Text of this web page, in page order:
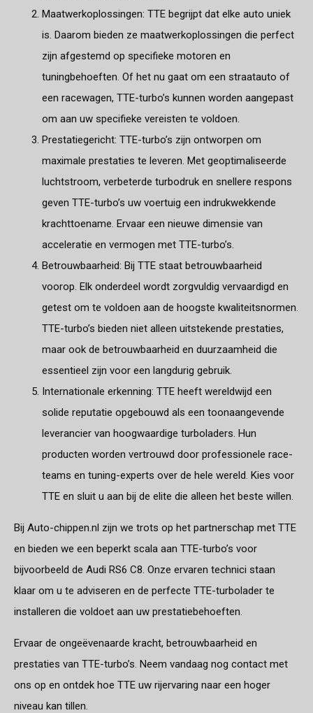
Maatwerkoplossingen: TTE begrijpt dat elke auto uniek
is. Daarom bieden ze maatwerkoplossingen die perfect
zijn afgestemd op specifieke motoren en
tuningbehoeften. Of het nu gaat om een straatauto of
een racewagen, TTE-turbo’s kunnen worden aangepast
om aan uw specifieke vereisten te voldoen.
Prestatiegericht: TTE-turbo’s zijn ontworpen om
maximale prestaties te leveren. Met geoptimaliseerde
luchtstroom, verbeterde turbodruk en snellere respons
geven TTE-turbo’s uw voertuig een indrukwekkende
krachttoename. Ervaar een nieuwe dimensie van
acceleratie en vermogen met TTE-turbo’s.
Betrouwbaarheid: Bij TTE staat betrouwbaarheid
voorop. Elk onderdeel wordt zorgvuldig vervaardigd en
getest om te voldoen aan de hoogste kwaliteitsnormen.
TTE-turbo’s bieden niet alleen uitstekende prestaties,
maar ook de betrouwbaarheid en duurzaamheid die
essentieel zijn voor een langdurig gebruik.
Internationale erkenning: TTE heeft wereldwijd een
solide reputatie opgebouwd als een toonaangevende
leverancier van hoogwaardige turboladers. Hun
producten worden vertrouwd door professionele race-
teams en tuning-experts over de hele wereld. Kies voor
TTE en sluit u aan bij de elite die alleen het beste willen.
Bij Auto-chippen.nl zijn we trots op het partnerschap met TTE
en bieden we een beperkt scala aan TTE-turbo’s voor
bijvoorbeeld de Audi RS6 C8. Onze ervaren technici staan
klaar om u te adviseren en de perfecte TTE-turbolader te
installeren die voldoet aan uw prestatiebehoeften.
Ervaar de ongeëvenaarde kracht, betrouwbaarheid en
prestaties van TTE-turbo’s. Neem vandaag nog contact met
ons op en ontdek hoe TTE uw rijervaring naar een hoger
niveau kan tillen.